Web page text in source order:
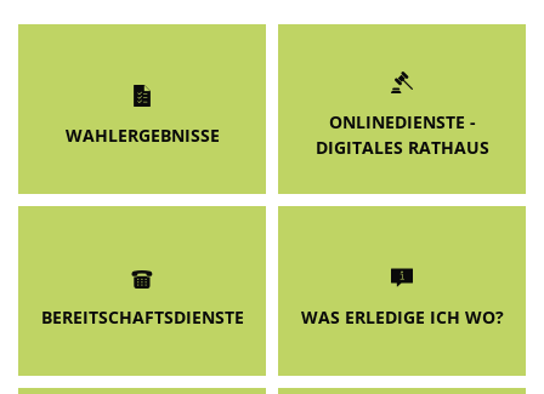
WAHLERGEBNISSE
ONLINEDIENSTE -
DIGITALES RATHAUS
BEREITSCHAFTSDIENSTE WAS ERLEDIGE ICH WO?